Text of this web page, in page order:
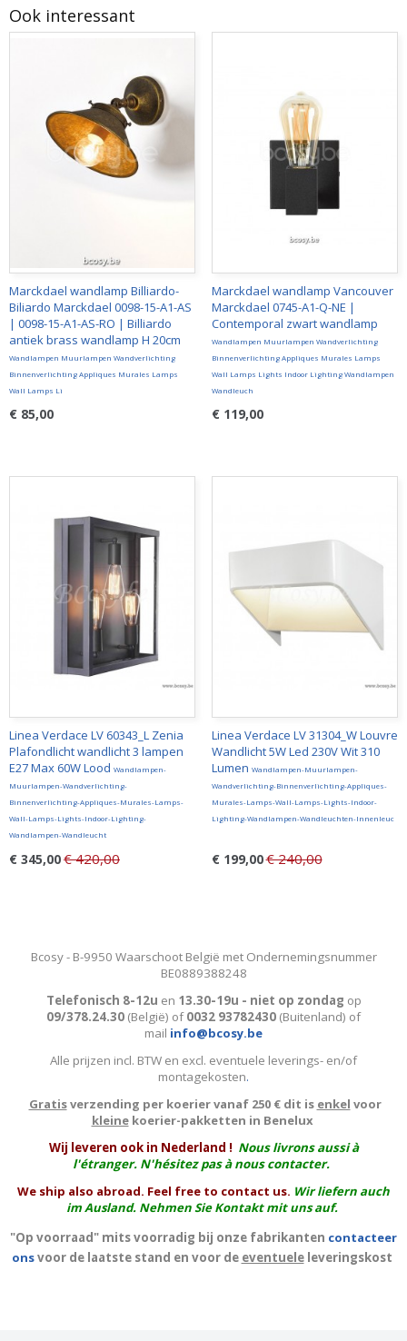
Ook interessant
Marckdael wandlamp Billiardo-
Biliardo Marckdael 0098-15-A1-AS
| 0098-15-A1-AS-RO | Billiardo
antiek brass wandlamp H 20cm
Wandlampen Muurlampen Wandverlichting
Binnenverlichting Appliques Murales Lamps
Wall Lamps Li
€ 85,00
Marckdael wandlamp Vancouver
Marckdael 0745-A1-Q-NE |
Contemporal zwart wandlamp
Wandlampen Muurlampen Wandverlichting
Binnenverlichting Appliques Murales Lamps
Wall Lamps Lights Indoor Lighting Wandlampen
Wandleuch
€ 119,00
Linea Verdace LV 60343_L Zenia
Plafondlicht wandlicht 3 lampen
E27 Max 60W Lood Wandlampen-
Muurlampen-Wandverlichting-
Binnenverlichting-Appliques-Murales-Lamps-
Wall-Lamps-Lights-Indoor-Lighting-
Wandlampen-Wandleucht
€ 345,00€ 420,00
Linea Verdace LV 31304_W Louvre
Wandlicht 5W Led 230V Wit 310
Lumen Wandlampen-Muurlampen-
Wandverlichting-Binnenverlichting-Appliques-
Murales-Lamps-Wall-Lamps-Lights-Indoor-
Lighting-Wandlampen-Wandleuchten-Innenleuc
€ 199,00€ 240,00
Bcosy - B-9950 Waarschoot België met Ondernemingsnummer
BE0889388248
Telefonisch 8-12u en 13.30-19u - niet op zondag op
09/378.24.30 (België) of0032 93782430 (Buitenland) of
mail info@bcosy.be
Alle prijzen incl. BTW en excl. eventuele leverings- en/of
montagekosten.
Gratisverzending per koerier vanaf 250 € dit is enkel voor
kleinekoerier-pakketten in Benelux
Wij leveren ook in Nederland ! Nous livrons aussi à
l'étranger. N'hésitez pas à nous contacter.
We ship also abroad. Feel free to contact us. Wir liefern auch
im Ausland. Nehmen Sie Kontakt mit uns auf.
"Op voorraad" mits voorradig bij onze fabrikanten contacteer
onsvoor de laatste stand en voor de eventueleleveringskost